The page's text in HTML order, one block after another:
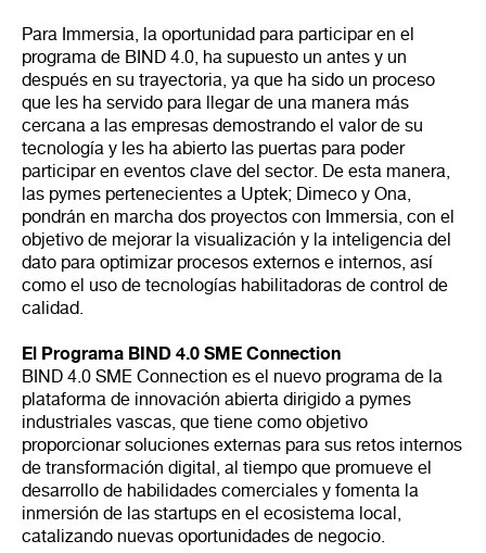
Para Immersia, la oportunidad para participar en el
programa de BIND 4.0, ha supuesto un antes y un
después en su trayectoria, ya que ha sido un proceso
que les ha servido para llegar de una manera más
cercana a las empresas demostrando el valor de su
tecnología y les ha abierto las puertas para poder
participar en eventos clave del sector. De esta manera,
las pymes pertenecientes a Uptek; Dimeco y Ona,
pondrán en marcha dos proyectos con Immersia, con el
objetivo de mejorar la visualización y la inteligencia del
dato para optimizar procesos externos e internos, así
como el uso de tecnologías habilitadoras de control de
calidad.
El Programa BIND 4.0 SME Connection
BIND 4.0 SME Connection es el nuevo programa de la
plataforma de innovación abierta dirigido a pymes
industriales vascas, que tiene como objetivo
proporcionar soluciones externas para sus retos internos
de transformación digital, al tiempo que promueve el
desarrollo de habilidades comerciales y fomenta la
inmersión de las startups en el ecosistema local,
catalizando nuevas oportunidades de negocio.